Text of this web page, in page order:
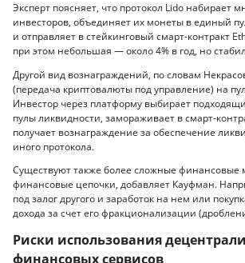
Эксперт поясняет, что протокол Lido набирает
инвесторов, объединяет их монеты в единый
и отправляет в стейкинговый смарт-контракт
при этом небольшая — около 4% в год, но
Другой вид вознаграждений, по словам
(передача криптовалюты под управление) на
Инвестор через платформу выбирает
пулы ликвидности, замораживает в смарт-
получает вознаграждение за обеспечение
иного протокола.
Существуют также более сложные финансовые
финансовые цепочки, добавляет Кауфман.
под залог другого и заработок на нем или
дохода за счет его фракционализации
Риски использования
финансовых сервисов